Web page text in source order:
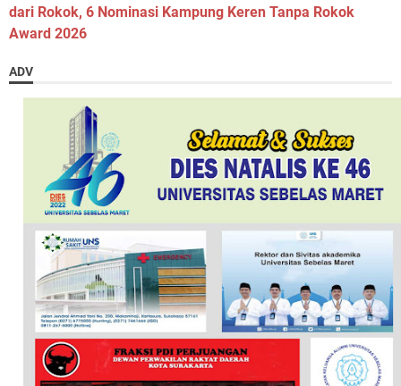
dari Rokok, 6 Nominasi Kampung Keren Tanpa Rokok
Award 2026
ADV